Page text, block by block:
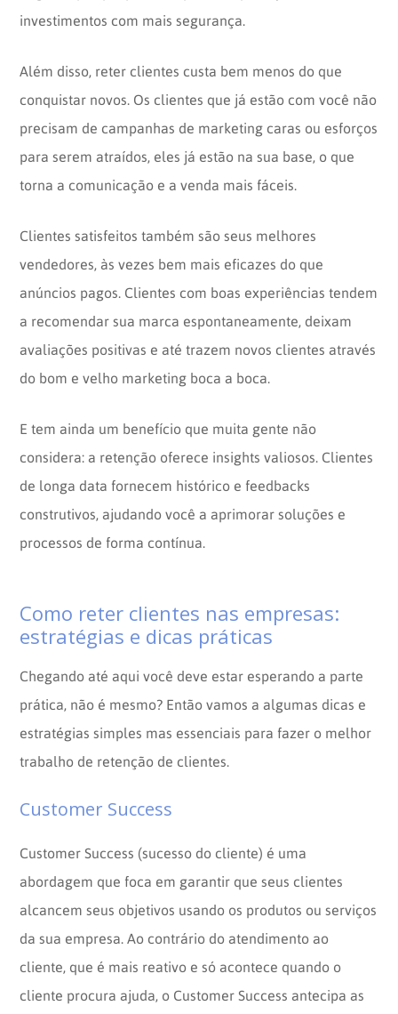
investimentos com mais segurança.
Além disso, reter clientes custa bem menos do que
conquistar novos. Os clientes que já estão com você não
precisam de campanhas de marketing caras ou esforços
para serem atraídos, eles já estão na sua base, o que
torna a comunicação e a venda mais fáceis.
Clientes satisfeitos também são seus melhores
vendedores, às vezes bem mais eficazes do que
anúncios pagos. Clientes com boas experiências tendem
a recomendar sua marca espontaneamente, deixam
avaliações positivas e até trazem novos clientes através
do bom e velho marketing boca a boca.
E tem ainda um benefício que muita gente não
considera: a retenção oferece insights valiosos. Clientes
de longa data fornecem histórico e feedbacks
construtivos, ajudando você a aprimorar soluções e
processos de forma contínua.
Como reter clientes nas empresas:
estratégias e dicas práticas
Chegando até aqui você deve estar esperando a parte
prática, não é mesmo? Então vamos a algumas dicas e
estratégias simples mas essenciais para fazer o melhor
trabalho de retenção de clientes.
Customer Success
Customer Success (sucesso do cliente) é uma
abordagem que foca em garantir que seus clientes
alcancem seus objetivos usando os produtos ou serviços
da sua empresa. Ao contrário do atendimento ao
cliente, que é mais reativo e só acontece quando o
cliente procura ajuda, o Customer Success antecipa as